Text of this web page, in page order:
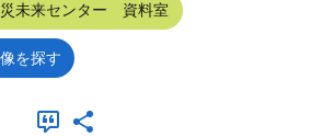
災未来センター 資料室
を探す